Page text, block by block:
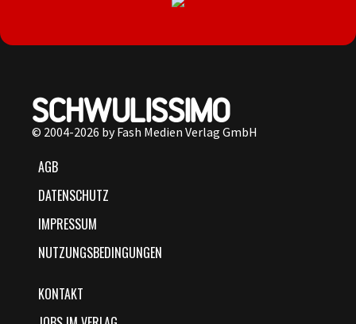
© 2004-2026 by Fash Medien Verlag GmbH
AGB
DATENSCHUTZ
IMPRESSUM
NUTZUNGSBEDINGUNGEN
KONTAKT